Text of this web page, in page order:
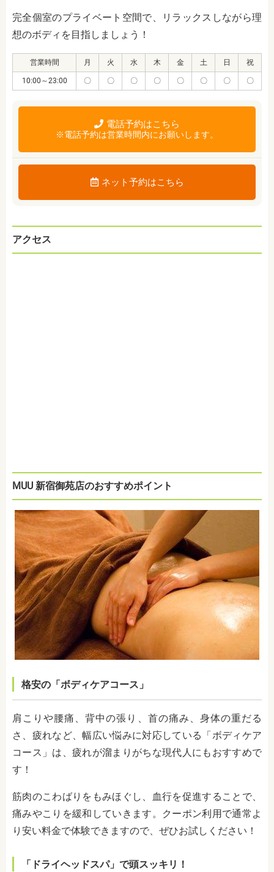
完全個室のプライベート空間で、リラックスしながら理
想のボディを目指しましょう！
営業時間 月 火 水 木 金 土 日 祝
10:00～23:00 〇 〇 〇 〇 〇 〇 〇 〇
電話予約はこちら
※電話予約は営業時間内にお願いします。
ネット予約はこちら
アクセス
MUU 新宿御苑店のおすすめポイント
格安の「ボディケアコース」
肩こりや腰痛、背中の張り、首の痛み、身体の重だる
さ、疲れなど、幅広い悩みに対応している「ボディケア
コース」は、疲れが溜まりがちな現代人にもおすすめで
す！
筋肉のこわばりをもみほぐし、血行を促進することで、
痛みやこりを緩和していきます。クーポン利用で通常よ
り安い料金で体験できますので、ぜひお試しください！
「ドライヘッドスパ」で頭スッキリ！